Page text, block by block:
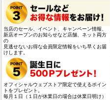
当店のセール、イベント、キャンペーン情報、
新店オープンのお知らせなど店舗、ネット両方
の
見逃せないお得な会員限定情報をいち早くお届
けします。
オフィシャルウェブストア限定で使えるポイン
トをプレゼント。
毎月１日（１日が休業日の場合は休業日明け）